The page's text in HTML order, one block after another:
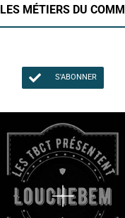
LES MÉTIERS DU
S'ABONNER